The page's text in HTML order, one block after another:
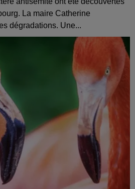
La maire Catherine
dégradations. Une...